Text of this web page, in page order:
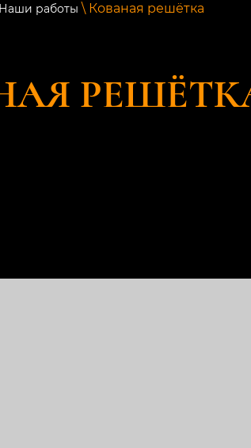
Наши работы \ Кованая решётка